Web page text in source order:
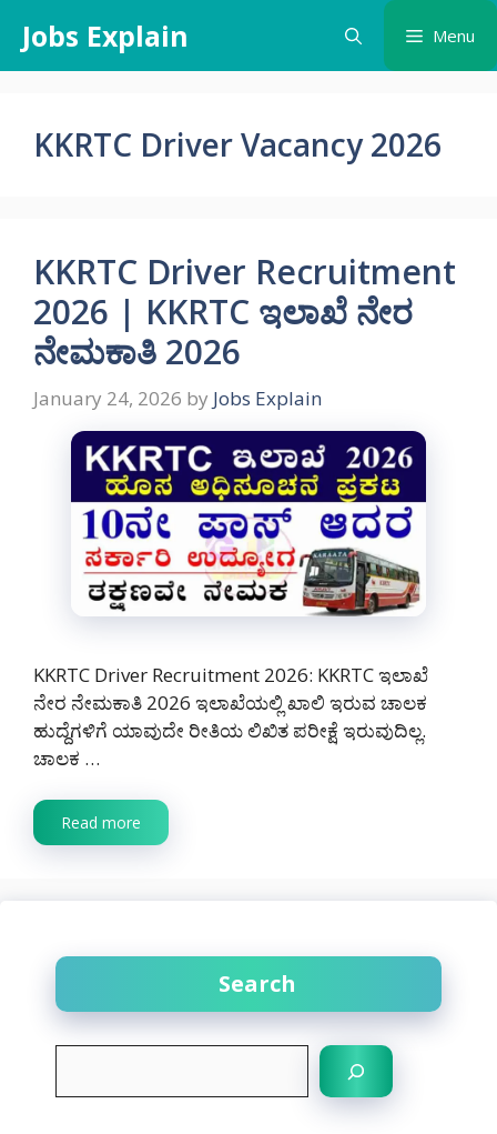
content
Jobs Explain Menu
KKRTC Driver Vacancy 2026
KKRTC Driver Recruitment
2026 | KKRTC ಇಲಾಖೆ ನೇರ
ನೇಮಕಾತಿ 2026
January 24, 2026 by Jobs Explain
KKRTC Driver Recruitment 2026: KKRTC ಇಲಾಖೆ
ನೇರ ನೇಮಕಾತಿ 2026 ಇಲಾಖೆಯಲ್ಲಿ ಖಾಲಿ ಇರುವ ಚಾಲಕ
ಹುದ್ದೆಗಳಿಗೆ ಯಾವುದೇ ರೀತಿಯ ಲಿಖಿತ ಪರೀಕ್ಷೆ ಇರುವುದಿಲ್ಲ.
ಚಾಲಕ …
Read more
Search